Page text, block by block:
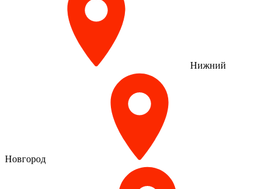
Нижний
Новгород